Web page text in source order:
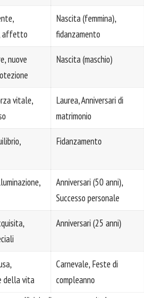
affetto
Nascita (femmina),
fidanzamento
nuove
Nascita (maschio)
vitale,
Laurea, Anniversari di
matrimonio
Fidanzamento
Anniversari (50 anni),
Successo personale
Anniversari (25 anni)
della vita
Carnevale, Feste di
compleanno